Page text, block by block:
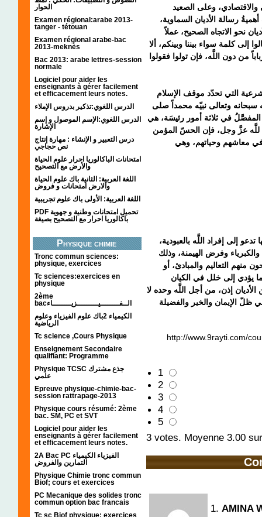
الحوار
Examen régional:arabe 2013-
tanger - tétouan
Examen régional arabe-bac
2013-meknès
Bac 2013: arabe lettres-session
normale
Logiciel pour aider les
enseignants à gérer facilement
et efficacement leurs notes.
الدرس اللغوي:تذكير بدروس الإملاء
الدرس اللغوي:الإسم الموصول و إسم
الإشارة
درس التعبير و الإنشاء : مهارة إنتاج
نص حجاجي
امتحانات الباكالوريا احرار علوم الحياة
والأرض مع التصحيح
اللغة العربية: الثانية باك علوم الحياة
والارض امتحانات و فروض
اللغة العربية: الأولى باك علوم تجريبية
PDF تحميل امتحانات وطنية و جهوية
باكالوريا احرار مع التصحيح بصيغة
Physique chimie
Tronc commun sciences:
physique, exercices
Tc sciences:exercices en
physique
2ème
bacالــفــــــــيـــــــــزيــــــــاء
الكيمياء 2باك علوم الفيزياء وعلوم
الرياضية
Tc science ,Cours Physique
Enseignement Secondaire
qualifiant: Programme
Physique TCSC جذع مشترك
علمي
Epreuve physique-chimie-bac-
session rattrapage-2013
Physique cours résumé: 2ème
bac. SM, PC et SVT
Logiciel pour aider les
enseignants à gérer facilement
et efficacement leurs notes.
2A Bac PC الفيزياء الكيمياء
التمارين والفروض
Physique Chimie tronc commun
Biof; cours et exercices
PC Mecanique des solides tronc
commun option bac francais
Tc sc Biof physique: exercices
وعلى الصعيد
رسالة الأديان السماوية،
نحو الاتجاه الصحيح، عملاً
إلى كلمة سواء بيننا وبينكم، ألا
من دون اللَّه، فإن تولوا فقولوا
التي تحدّد موقف الإسلام
سبحانه وتعالى نبيّه محمداً صلى
المفصَّلُ في ثلاثة أمور رئيسَة، هي
للَّه عزَّ وجل، فإن الحسّ المؤمن
تدعو إلى إفراد اللَّه بالعبودية،
وفرض الهيمنة، وذلك
منهم التعاليم والمبادئ، أو
يؤدي إلى خلل في الكيان
إذن، من أجل اللَّه وحده لا
ظلّ الإيمان والخير والفضيلة
http://www.9rayti.com/
1
2
3
4
5
3 votes. Moyenne 3.00
1. AMINA